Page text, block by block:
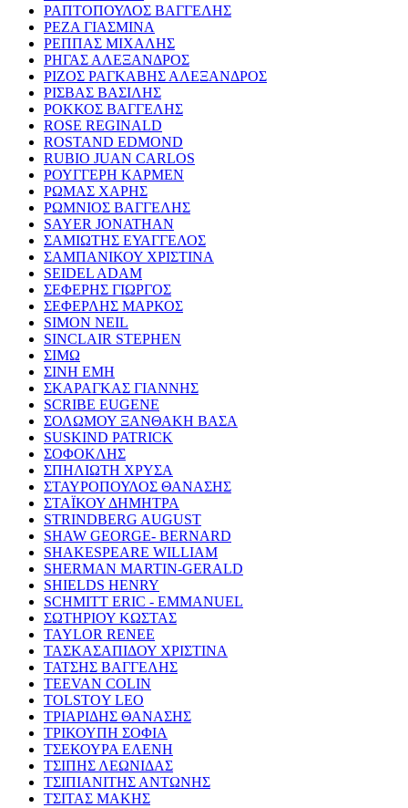
ΡΑΠΤΟΠΟΥΛΟΣ ΒΑΓΓΕΛΗΣ
ΡΕΖΑ ΓΙΑΣΜΙΝΑ
ΡΕΠΠΑΣ ΜΙΧΑΛΗΣ
ΡΗΓΑΣ ΑΛΕΞΑΝΔΡΟΣ
ΡΙΖΟΣ ΡΑΓΚΑΒΗΣ ΑΛΕΞΑΝΔΡΟΣ
ΡΙΣΒΑΣ ΒΑΣΙΛΗΣ
ΡΟΚΚΟΣ ΒΑΓΓΕΛΗΣ
ROSE REGINALD
ROSTAND EDMOND
RUBIO JUAN CARLOS
ΡΟΥΓΓΕΡΗ ΚΑΡΜΕΝ
ΡΩΜΑΣ ΧΑΡΗΣ
ΡΩΜΝΙΟΣ ΒΑΓΓΕΛΗΣ
SAYER JONATHAN
ΣΑΜΙΩΤΗΣ ΕΥΑΓΓΕΛΟΣ
ΣΑΜΠΑΝΙΚΟΥ ΧΡΙΣΤΙΝΑ
SEIDEL ADAM
ΣΕΦΕΡΗΣ ΓΙΩΡΓΟΣ
ΣΕΦΕΡΛΗΣ ΜΑΡΚΟΣ
SIMON NEIL
SINCLAIR STEPHEN
ΣΙΜΩ
ΣΙΝΗ ΕΜΗ
ΣΚΑΡΑΓΚΑΣ ΓΙΑΝΝΗΣ
SCRIBE EUGENE
ΣΟΛΩΜΟΥ ΞΑΝΘΑΚΗ ΒΑΣΑ
SUSKIND PATRICK
ΣΟΦΟΚΛΗΣ
ΣΠΗΛΙΩΤΗ ΧΡΥΣΑ
ΣΤΑΥΡΟΠΟΥΛΟΣ ΘΑΝΑΣΗΣ
ΣΤΑΪΚΟΥ ΔΗΜΗΤΡΑ
STRINDBERG AUGUST
SHAW GEORGE- BERNARD
SHAKESPEARE WILLIAM
SHERMAN MARTIN-GERALD
SHIELDS HENRY
SCHMITT ERIC - EMMANUEL
ΣΩΤΗΡΙΟΥ ΚΩΣΤΑΣ
TAYLOR RENEE
ΤΑΣΚΑΣΑΠΙΔΟΥ ΧΡΙΣΤΙΝΑ
ΤΑΤΣΗΣ ΒΑΓΓΕΛΗΣ
TEEVAN COLIN
TOLSTOY LEO
ΤΡΙΑΡΙΔΗΣ ΘΑΝΑΣΗΣ
ΤΡΙΚΟΥΠΗ ΣΟΦΙΑ
ΤΣΕΚΟΥΡΑ ΕΛΕΝΗ
ΤΣΙΠΗΣ ΛΕΩΝΙΔΑΣ
ΤΣΙΠΙΑΝΙΤΗΣ ΑΝΤΩΝΗΣ
ΤΣΙΤΑΣ ΜΑΚΗΣ